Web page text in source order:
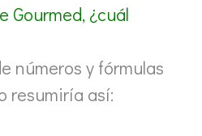
Gourmed, ¿cuál
números y fórmulas
resumiría así: